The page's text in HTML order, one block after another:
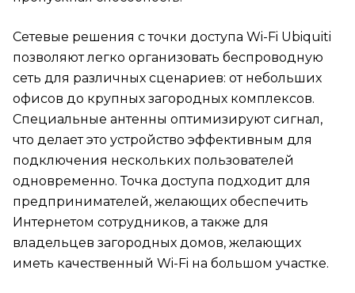
Сетевые решения с точки доступа Wi-Fi Ubiquiti
позволяют легко организовать беспроводную
сеть для различных сценариев: от небольших
офисов до крупных загородных комплексов.
Специальные антенны оптимизируют сигнал,
что делает это устройство эффективным для
подключения нескольких пользователей
одновременно. Точка доступа подходит для
предпринимателей, желающих обеспечить
Интернетом сотрудников, а также для
владельцев загородных домов, желающих
иметь качественный Wi-Fi на большом участке.